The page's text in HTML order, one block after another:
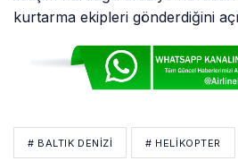
kurtarma ekipleri gönderdiğini
# BALTIK DENIZI # HELIKOPTER